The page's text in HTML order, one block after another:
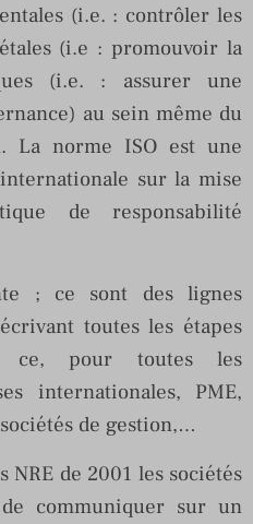
(i.e. : contrôler les
(i.e : promouvoir la
(i.e. : assurer une
au sein même du
La norme ISO est une
sur la mise
de responsabilité
; ce sont des lignes
toutes les étapes
ce, pour toutes les
internationales, PME,
de gestion,…
NRE de 2001 les sociétés
communiquer sur un